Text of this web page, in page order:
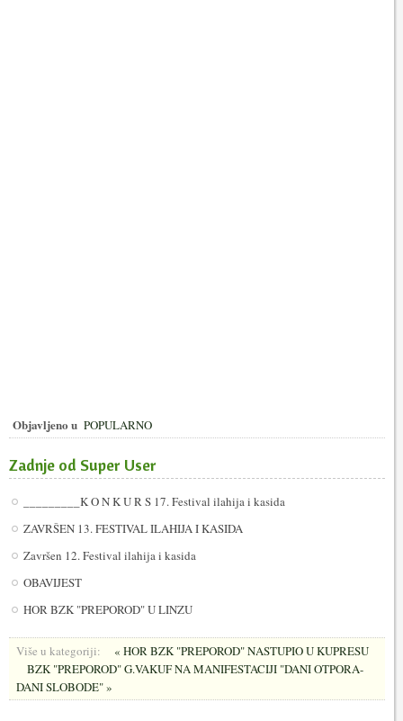
Objavljeno u POPULARNO
Zadnje od Super User
_________K O N K U R S 17. Festival ilahija i kasida
ZAVRŠEN 13. FESTIVAL ILAHIJA I KASIDA
Završen 12. Festival ilahija i kasida
OBAVIJEST
HOR BZK "PREPOROD" U LINZU
Više u kategoriji:
« HOR BZK "PREPOROD" NASTUPIO U KUPRESU
BZK "PREPOROD" G.VAKUF NA MANIFESTACIJI "DANI OTPORA-
DANI SLOBODE" »